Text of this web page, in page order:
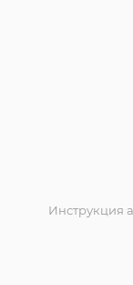
Инструкция